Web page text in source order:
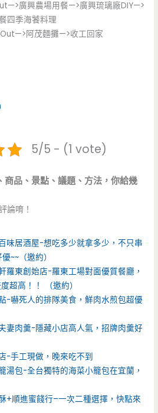
廣興農場用餐—>廣興琉璃廠DIY—>
四季海饕料理
阿茂麵攤—>收工回家
5/5 - (1 vote)
商品、景點、議題、方法，你給幾
論唷！
味居酒屋-想吃多少就拿多少，不只串
~~（邀約）
羅東創始店-羅東工場對面優質餐廳，
超高！！ （邀約）
-嚇死人的排隊美食，鮮肉水煎包超優
妻肉羹-隱藏小店高人氣，招牌肉羹好
-手工現做，晚來吃不到
湯包-全台獨特的海菜小籠包在宜蘭，
+順進蜜餞行–一次二種選擇，快點來